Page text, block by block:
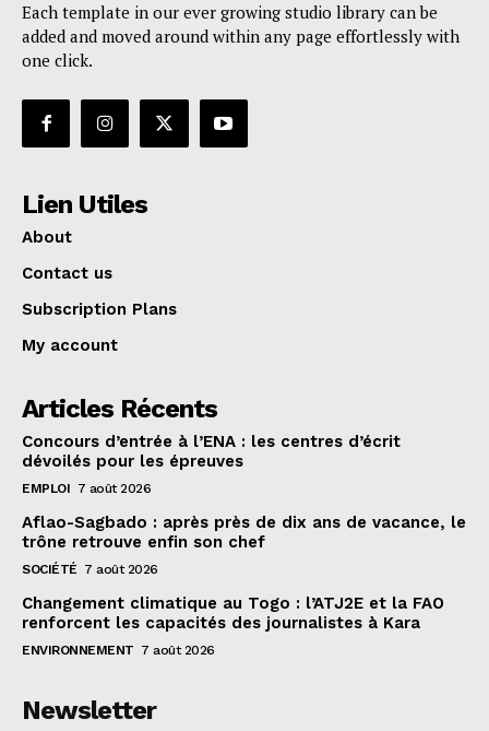
Each template in our ever growing studio library can be
added and moved around within any page effortlessly with
one click.
Lien Utiles
About
Contact us
Subscription Plans
My account
Articles Récents
Concours d’entrée à l’ENA : les centres d’écrit
dévoilés pour les épreuves
EMPLOI 7 août 2026
Aflao-Sagbado : après près de dix ans de vacance, le
trône retrouve enfin son chef
SOCIÉTÉ 7 août 2026
Changement climatique au Togo : l’ATJ2E et la FAO
renforcent les capacités des journalistes à Kara
ENVIRONNEMENT 7 août 2026
Newsletter